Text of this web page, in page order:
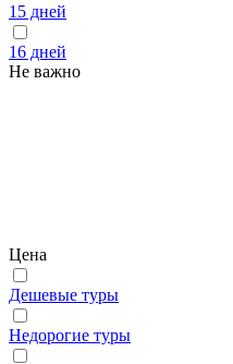
15 дней
16 дней
Не важно
Цена
Дешевые туры
Недорогие туры